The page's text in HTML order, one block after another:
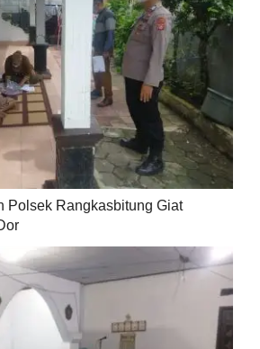
Polsek Rangkasbitung Giat